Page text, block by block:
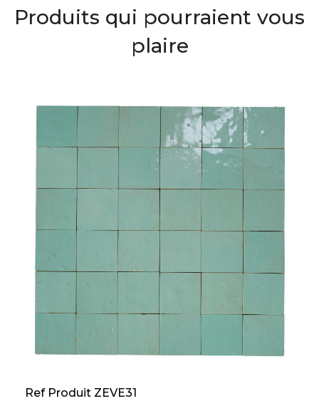
Produits qui pourraient vous
plaire
Ref Produit ZEVE31